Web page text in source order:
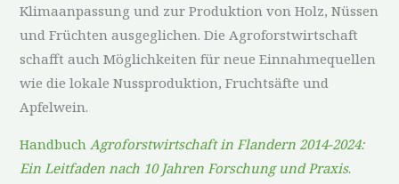
Klimaanpassung und zur Produktion von Holz, Nüssen
und Früchten ausgeglichen. Die Agroforstwirtschaft
schafft auch Möglichkeiten für neue Einnahmequellen
wie die lokale Nussproduktion, Fruchtsäfte und
Apfelwein.
Handbuch Agroforstwirtschaft in Flandern 2014-2024:
Ein Leitfaden nach 10 Jahren Forschung und Praxis.